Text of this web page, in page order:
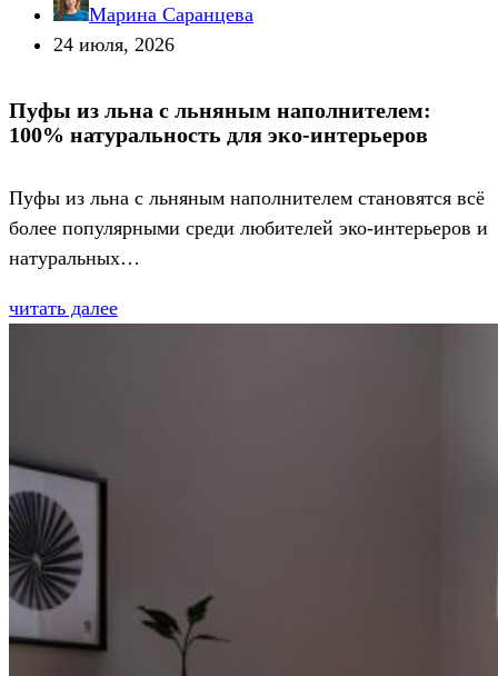
Марина Саранцева
24 июля, 2026
Пуфы из льна с льняным наполнителем:
100% натуральность для эко-интерьеров
Пуфы из льна с льняным наполнителем становятся всё
более популярными среди любителей эко-интерьеров и
натуральных…
читать далее